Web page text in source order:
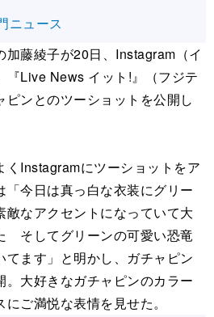
ニュース
藤綾子が20日、Instagram（イ
『Live News イット!』（フジテ
ピンとのツーショットを公開し
Instagramにツーショットをア
「今日は真っ白な衣装にグリー
敵なアクセントになっていて大
そしてグリーンの可愛い恐竜
てます」と明かし、ガチャピン
。大好きなガチャピンのカラー
ご満悦な表情を見せた。